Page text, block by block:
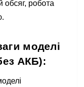
обсяг, робота
моделі
АКБ):